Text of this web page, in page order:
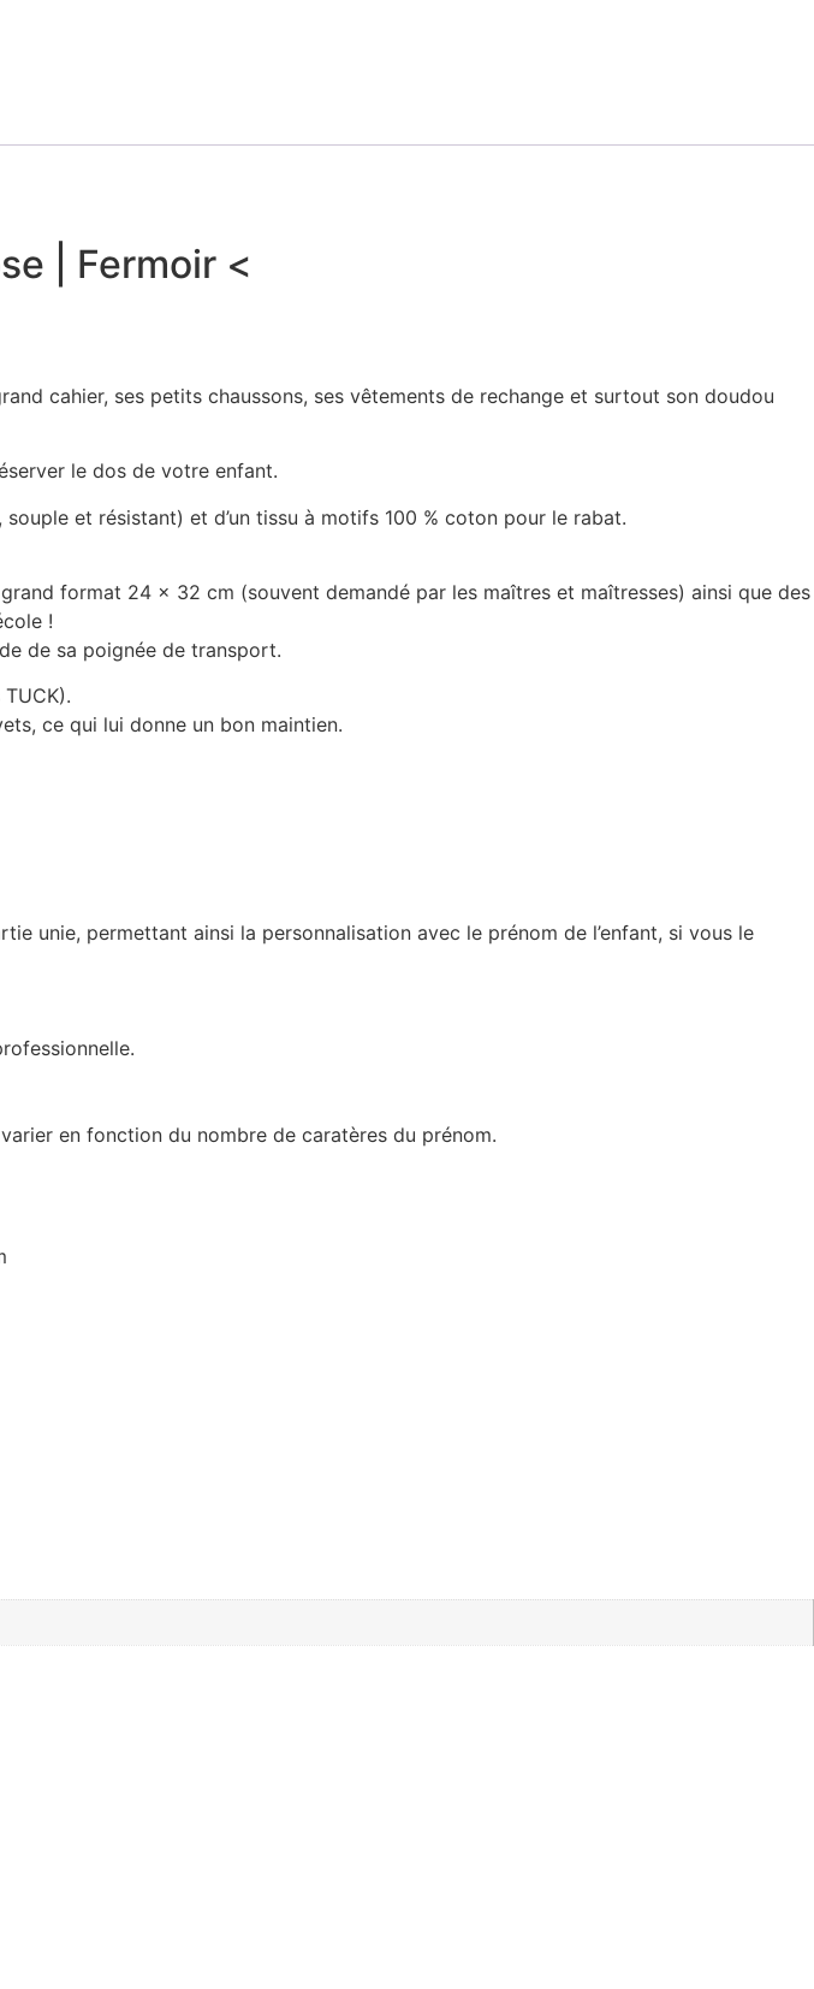
| Fermoir <
cahier, ses petits chaussons, ses vêtements de rechange et surtout son doudou
le dos de votre enfant.
et résistant) et d’un tissu à motifs 100 % coton pour le rabat.
format 24 x 32 cm (souvent demandé par les maîtres et maîtresses) ainsi que des
!
de sa poignée de transport.
ce qui lui donne un bon maintien.
unie, permettant ainsi la personnalisation avec le prénom de l’enfant, si vous le
en fonction du nombre de caratères du prénom.